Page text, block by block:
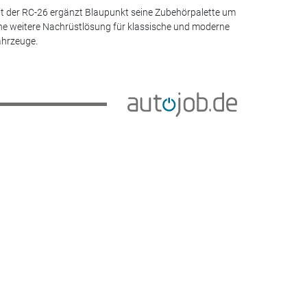
der RC-26 ergänzt Blaupunkt seine Zubehörpalette um
weitere Nachrüstlösung für klassische und moderne